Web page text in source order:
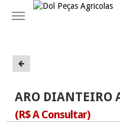
Navegação
ARO DIANTEIRO
(R$ A Consultar)